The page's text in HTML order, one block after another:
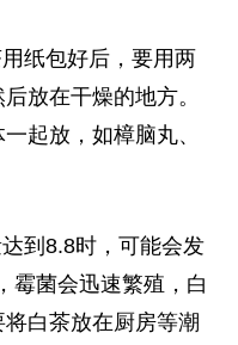
纸包好后，要用两
放在干燥的地方。
起放，如樟脑丸、
到8.8时，可能会发
霉菌会迅速繁殖，白
白茶放在厨房等潮